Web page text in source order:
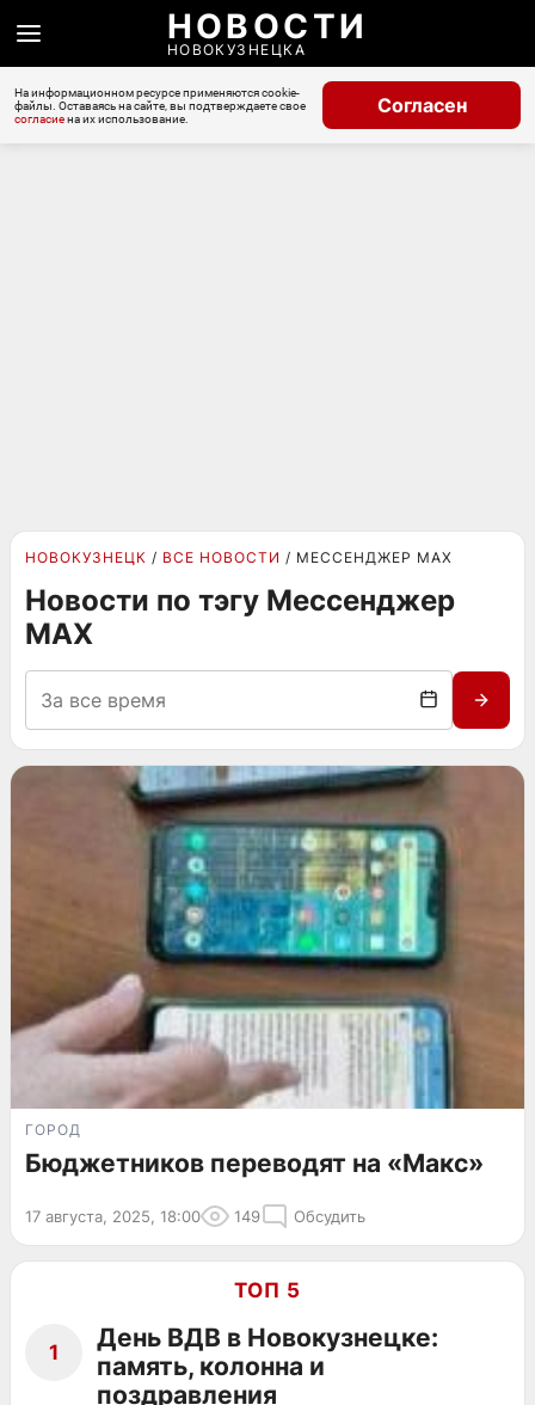
НОВОСТИ
НОВОКУЗНЕЦКА
На информационном ресурсе применяются cookie-
файлы. Оставаясь на сайте, вы подтверждаете свое
согласиена их использование.
Согласен
НОВОКУЗНЕЦК ВСЕ НОВОСТИ МЕССЕНДЖЕР MAX
Новости по тэгу Мессенджер
MAX
ГОРОД
Бюджетников переводят на «Макс»
17 августа, 2025, 18:00 149 Обсудить
ТОП 5
1
День ВДВ в Новокузнецке:
память, колонна и
поздравления